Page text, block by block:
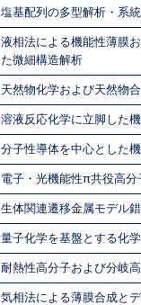
塩基配列の多型解析・系
液相法による機能性薄膜
た微細構造解析
天然物化学および天然物
溶液反応化学に立脚した
分子性導体を中心とした
電子・光機能性π共役高
生体関連遷移金属モデル
量子化学を基盤とする化
耐熱性高分子および分岐
気相法による薄膜合成と